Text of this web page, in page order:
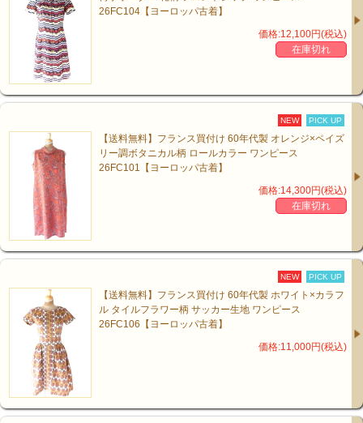
26FC104【ヨーロッパ古着】
価格:12,100円(税込)
在庫切れ
NEW PICK UP
【送料無料】フランス買付け 60年代製 オレンジ×ペイズ
リー調ボタニカル柄 ロールカラー ワンピース
26FC101【ヨーロッパ古着】
価格:14,300円(税込)
在庫切れ
NEW PICK UP
【送料無料】フランス買付け 60年代製 ホワイト×カラフ
ル タイルフラワー柄 サッカー生地 ワンピース
26FC106【ヨーロッパ古着】
価格:11,000円(税込)